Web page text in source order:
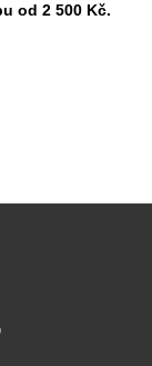
od 2 500 Kč.